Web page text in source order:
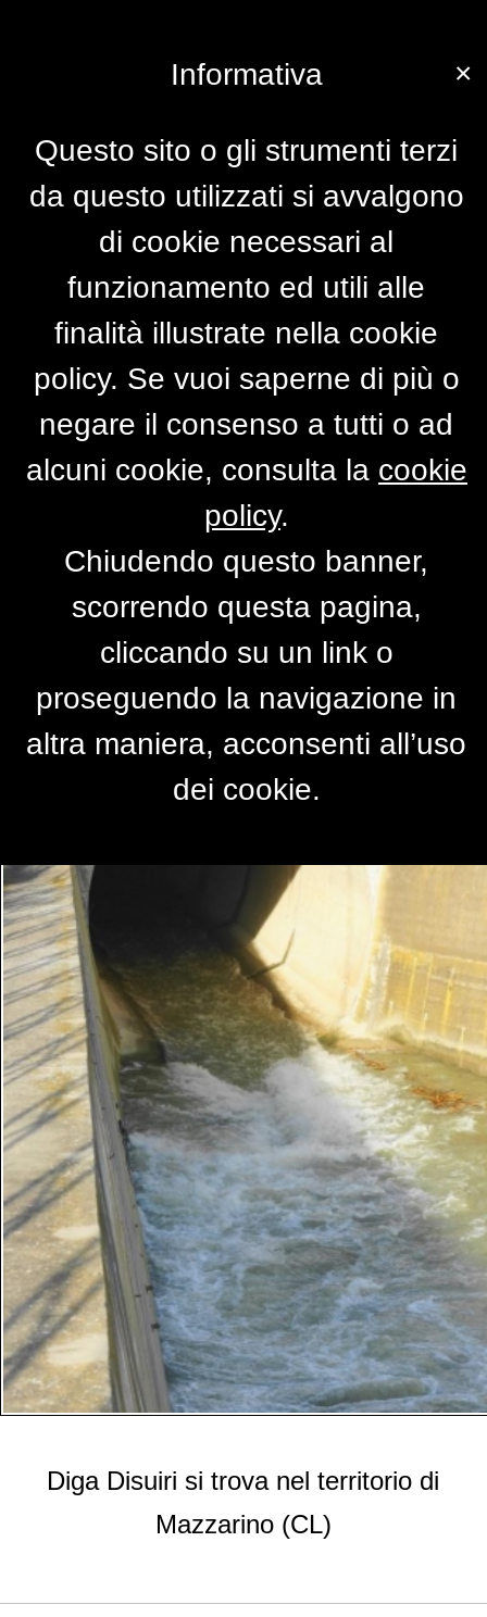
DISUIRI Diga
dituccio15
Diga Disuiri si trova nel territorio di
Mazzarino (CL)
×
Informativa
Questo sito o gli strumenti terzi
da questo utilizzati si avvalgono
di cookie necessari al
funzionamento ed utili alle
finalità illustrate nella cookie
policy. Se vuoi saperne di più o
negare il consenso a tutti o ad
alcuni cookie, consulta la cookie
policy.
Chiudendo questo banner,
scorrendo questa pagina,
cliccando su un link o
proseguendo la navigazione in
altra maniera, acconsenti all’uso
dei cookie.